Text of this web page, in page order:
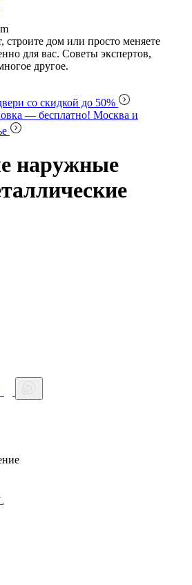
строите дом или просто меняете
для вас. Советы экспертов,
другое.
со скидкой до 50%
— бесплатно! Москва и
наружные